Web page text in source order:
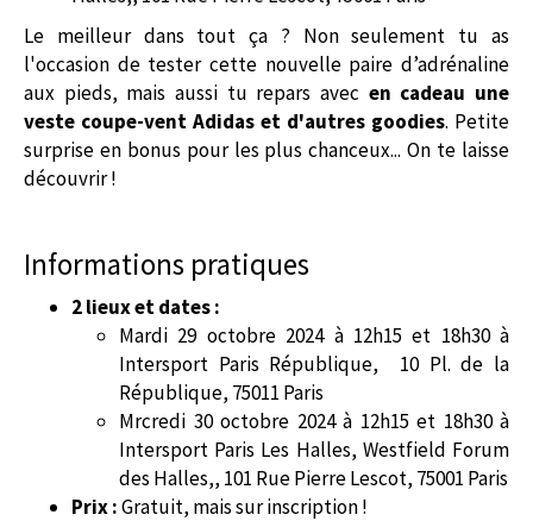
Le meilleur dans tout ça ? Non seulement tu as
l'occasion de tester cette nouvelle paire d’adrénaline
aux pieds, mais aussi tu repars avec en cadeau une
veste coupe-vent Adidas et d'autres goodies. Petite
surprise en bonus pour les plus chanceux... On te laisse
découvrir !
Informations pratiques
2 lieux et dates :
Mardi 29 octobre 2024 à 12h15 et 18h30 à
Intersport Paris République, 10 Pl. de la
République, 75011 Paris
Mrcredi 30 octobre 2024 à 12h15 et 18h30 à
Intersport Paris Les Halles, Westfield Forum
des Halles,, 101 Rue Pierre Lescot, 75001 Paris
Prix :Gratuit, mais sur inscription !